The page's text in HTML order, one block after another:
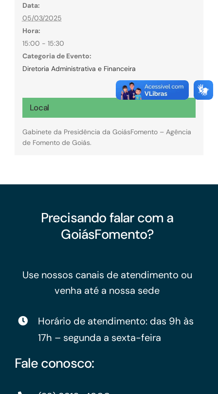
Data:
05/03/2025
Hora:
15:00 - 15:30
Categoria de Evento:
Diretoria Administrativa e Financeira
Local
Gabinete da Presidência da GoiásFomento – Agência
de Fomento de Goiás.
Precisando falar com a
GoiásFomento?
Use nossos canais de atendimento ou
venha até a nossa sede
Horário de atendimento: das 9h às
17h – segunda a sexta-feira
Fale conosco: